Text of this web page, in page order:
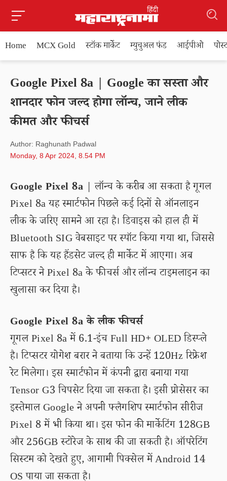
Home MCX Gold स्टॉक मार्केट म्युचुअल फंड आईपीओ
Google Pixel 8a | Google का सस्ता और
शानदार फोन जल्द होगा लॉन्च, जाने लीक
कीमत और फीचर्स
Author: Raghunath Padwal
Monday, 8 Apr 2024, 8.54 PM
Google Pixel 8a | लॉन्च के करीब आ सकता है गूगल
Pixel 8a यह स्मार्टफोन पिछले कई दिनों से ऑनलाइन
लीक के जरिए सामने आ रहा है। डिवाइस को हाल ही में
Bluetooth SIG वेबसाइट पर स्पॉट किया गया था, जिससे
साफ है कि यह हैंडसेट जल्द ही मार्केट में आएगा। अब
टिप्सटर ने Pixel 8a के फीचर्स और लॉन्च टाइमलाइन का
खुलासा कर दिया है।
Google Pixel 8a के लीक फीचर्स
गूगल Pixel 8a में 6.1-इंच Full HD+ OLED डिस्प्ले
है। टिप्सटर योगेश बरार ने बताया कि उन्हें 120Hz रिफ्रेश
रेट मिलेगा। इस स्मार्टफोन में कंपनी द्वारा बनाया गया
Tensor G3 चिपसेट दिया जा सकता है। इसी प्रोसेसर का
इस्तेमाल Google ने अपनी फ्लैगशिप स्मार्टफोन सीरीज
Pixel 8 में भी किया था। इस फोन की मार्केटिंग 128GB
और 256GB स्टोरेज के साथ की जा सकती है। ऑपरेटिंग
सिस्टम को देखते हुए, आगामी पिक्सेल में Android 14